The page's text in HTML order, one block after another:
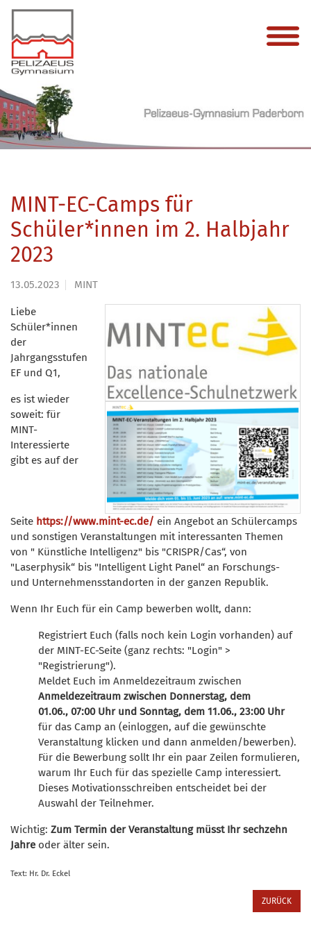
MINT-EC-Camps für
Schüler*innen im 2. Halbjahr
2023
13.05.2023 MINT
Liebe
Schüler*innen
der
Jahrgangsstufen
EF und Q1,
es ist wieder
soweit: für
MINT-
Interessierte
gibt es auf der
Seite https://www.mint-ec.de/ ein Angebot an Schülercamps
und sonstigen Veranstaltungen mit interessanten Themen
von " Künstliche Intelligenz" bis "CRISPR/Cas“, von
"Laserphysik“ bis "Intelligent Light Panel“ an Forschungs-
und Unternehmensstandorten in der ganzen Republik.
Wenn Ihr Euch für ein Camp bewerben wollt, dann:
Registriert Euch (falls noch kein Login vorhanden) auf
der MINT-EC-Seite (ganz rechts: "Login" >
"Registrierung").
Meldet Euch im Anmeldezeitraum zwischen
Anmeldezeitraum zwischen Donnerstag, dem
01.06., 07:00 Uhr und Sonntag, dem 11.06., 23:00 Uhr
für das Camp an (einloggen, auf die gewünschte
Veranstaltung klicken und dann anmelden/bewerben).
Für die Bewerbung sollt Ihr ein paar Zeilen formulieren,
warum Ihr Euch für das spezielle Camp interessiert.
Dieses Motivationsschreiben entscheidet bei der
Auswahl der Teilnehmer.
Wichtig: Zum Termin der Veranstaltung müsst Ihr sechzehn
Jahre oder älter sein.
Text: Hr. Dr. Eckel
ZURÜCK